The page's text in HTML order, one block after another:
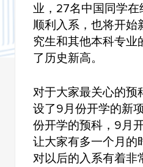
温希明
李亚芳
网络课程
地质地理系迎来了首位中国
业，27名中国同学
顺利入系，也将开始
究生和其他本科专业
了历史新高。
对于大家最关心的预
设了9月份开学的新
份开学的预科，9月
让大家有多一个月的
对以后的入系有着非